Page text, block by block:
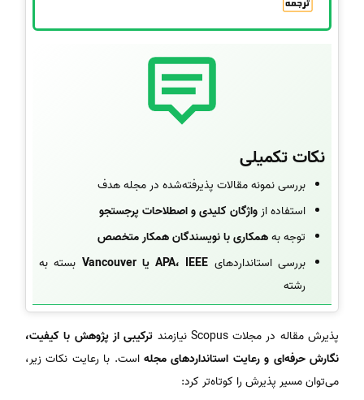
نکات تکمیلی
بررسی نمونه مقالات پذیرفته‌شده در مجله هدف
استفاده از واژگان کلیدی و اصطلاحات پرجستجو
توجه بههمکاری با نویسندگان همکار متخصص
بررسی استانداردهای APA، IEEE یا Vancouver
بسته به
رشته
پذیرش مقاله در مجلات Scopus نیازمند
ترکیبی از پژوهش با کیفیت،
نگارش حرفه‌ای و رعایت استانداردهای مجله است. با رعایت نکات زیر،
می‌توان مسیر پذیرش را کوتاه‌تر کرد: